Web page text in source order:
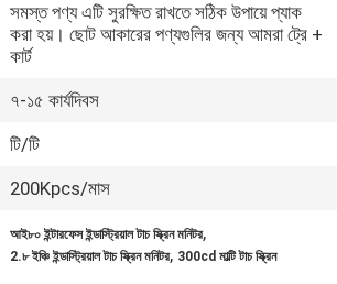
সমস্ত পণ্য এটি সুরক্ষিত রাখতে সঠিক উপায়ে প্যাক
করা হয়। ছোট আকারের পণ্যগুলির জন্য আমরা ট্রে +
কার্ট
৭-১৫ কার্যদিবস
টি/টি
200Kpcs/মাস
আই৮০ ইন্টারফেস ইন্ডাস্ট্রিয়াল টাচ স্ক্রিন মনিটর,
2.৮ ইঞ্চি ইন্ডাস্ট্রিয়াল টাচ স্ক্রিন মনিটর, 300cd মাল্টি টাচ স্ক্রিন